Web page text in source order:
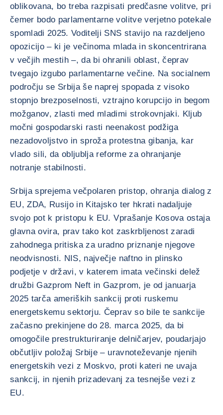
oblikovana, bo treba razpisati predčasne volitve, pri
čemer bodo parlamentarne volitve verjetno potekale
spomladi 2025. Voditelji SNS stavijo na razdeljeno
opozicijo – ki je večinoma mlada in skoncentrirana
v večjih mestih –, da bi ohranili oblast, čeprav
tvegajo izgubo parlamentarne večine. Na socialnem
področju se Srbija še naprej spopada z visoko
stopnjo brezposelnosti, vztrajno korupcijo in begom
možganov, zlasti med mladimi strokovnjaki. Kljub
močni gospodarski rasti neenakost podžiga
nezadovoljstvo in sproža protestna gibanja, kar
vlado sili, da obljublja reforme za ohranjanje
notranje stabilnosti.
Srbija sprejema večpolaren pristop, ohranja dialog z
EU, ZDA, Rusijo in Kitajsko ter hkrati nadaljuje
svojo pot k pristopu k EU. Vprašanje Kosova ostaja
glavna ovira, prav tako kot zaskrbljenost zaradi
zahodnega pritiska za uradno priznanje njegove
neodvisnosti. NIS, največje naftno in plinsko
podjetje v državi, v katerem imata večinski delež
družbi Gazprom Neft in Gazprom, je od januarja
2025 tarča ameriških sankcij proti ruskemu
energetskemu sektorju. Čeprav so bile te sankcije
začasno prekinjene do 28. marca 2025, da bi
omogočile prestrukturiranje delničarjev, poudarjajo
občutljiv položaj Srbije – uravnoteževanje njenih
energetskih vezi z Moskvo, proti kateri ne uvaja
sankcij, in njenih prizadevanj za tesnejše vezi z
EU.